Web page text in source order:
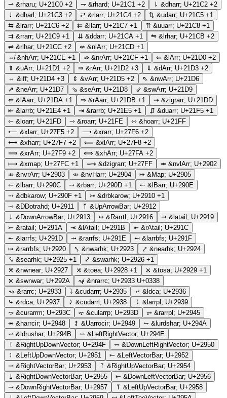
⇀ &rharu; U+21C0 +2 ⇁ &rhard; U+21C1 +2 ⇂ &dharr; U+21C2 +2
⇃ &dharl; U+21C3 +2 ⇄ &rlarr; U+21C4 +2 ⇅ &udarr; U+21C5 +1
⇆ &lrarr; U+21C6 +2 ⇇ &llarr; U+21C7 +1 ⇈ &uuarr; U+21C8 +1
⇉ &rrarr; U+21C9 +1 ⇊ &ddarr; U+21CA +1 ⇋ &lrhar; U+21CB +2
⇌ &rlhar; U+21CC +2 ⇍ &nlArr; U+21CD +1
⇎ &nhArr; U+21CE +1 ⇏ &nrArr; U+21CF +1 ⇐ &lArr; U+21D0 +2
⇑ &uArr; U+21D1 +2 ⇒ &rArr; U+21D2 +3 ⇓ &dArr; U+21D3 +2
⇔ &iff; U+21D4 +3 ⇕ &vArr; U+21D5 +2 ⇖ &nwArr; U+21D6
⇗ &neArr; U+21D7 ⇘ &seArr; U+21D8 ⇙ &swArr; U+21D9
⇚ &lAarr; U+21DA +1 ⇛ &rAarr; U+21DB +1 ⇝ &zigrarr; U+21DD
⇤ &larrb; U+21E4 +1 ⇥ &rarrb; U+21E5 +1 ⇵ &duarr; U+21F5 +1
⇽ &loarr; U+21FD ⇾ &roarr; U+21FE ⇿ &hoarr; U+21FF
⟵ &xlarr; U+27F5 +2 ⟶ &xrarr; U+27F6 +2
⟷ &xharr; U+27F7 +2 ⟸ &xlArr; U+27F8 +2
⟹ &xrArr; U+27F9 +2 ⟺ &xhArr; U+27FA +2
⟼ &xmap; U+27FC +1 ⟿ &dzigrarr; U+27FF ⤂ &nvlArr; U+2902
⤃ &nvrArr; U+2903 ⤄ &nvHarr; U+2904 ⤅ &Map; U+2905
⤌ &lbarr; U+290C ⤍ &rbarr; U+290D +1 ⤎ &lBarr; U+290E
⤏ &dbkarow; U+290F +1 ⤐ &drbkarow; U+2910 +1
⤑ &DDotrahd; U+2911 ⤒ &UpArrowBar; U+2912
⤓ &DownArrowBar; U+2913 ⤖ &Rarrtl; U+2916 ⤙ &latail; U+2919
⤚ &ratail; U+291A ⤛ &lAtail; U+291B ⤜ &rAtail; U+291C
⤝ &larrfs; U+291D ⤞ &rarrfs; U+291E ⤟ &larrbfs; U+291F
⤠ &rarrbfs; U+2920 ⤣ &nwarhk; U+2923 ⤤ &nearhk; U+2924
⤥ &searhk; U+2925 +1 ⤦ &swarhk; U+2926 +1
⤧ &nwnear; U+2927 ⤨ &toea; U+2928 +1 ⤩ &tosa; U+2929 +1
⤪ &swnwar; U+292A ⤳̸ &nrarrc; U+2933 U+0338
⤳ &rarrc; U+2933 ⤵ &cudarrr; U+2935 ⤶ &ldca; U+2936
⤷ &rdca; U+2937 ⤸ &cudarrl; U+2938 ⤹ &larrpl; U+2939
⤼ &curarrm; U+293C ⤽ &cularrp; U+293D ⥅ &rarrpl; U+2945
⥈ &harrcir; U+2948 ⥉ &Uarrocir; U+2949 ⥊ &lurdshar; U+294A
⥋ &ldrushar; U+294B ⥎ &LeftRightVector; U+294E
⥏ &RightUpDownVector; U+294F ⥐ &DownLeftRightVector; U+2950
⥑ &LeftUpDownVector; U+2951 ⥒ &LeftVectorBar; U+2952
⥓ &RightVectorBar; U+2953 ⥔ &RightUpVectorBar; U+2954
⥕ &RightDownVectorBar; U+2955 ⥖ &DownLeftVectorBar; U+2956
⥗ &DownRightVectorBar; U+2957 ⥘ &LeftUpVectorBar; U+2958